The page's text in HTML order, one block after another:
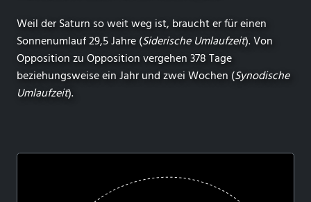
Weil der Saturn so weit weg ist, braucht er für einen
Sonnenumlauf 29,5 Jahre (Siderische Umlaufzeit). Von
Opposition zu Opposition vergehen 378 Tage
beziehungsweise ein Jahr und zwei Wochen (Synodische
Umlaufzeit).